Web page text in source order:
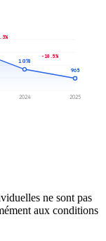
1 078
2024
965
2025
-10.5%
ne sont pas
aux conditions